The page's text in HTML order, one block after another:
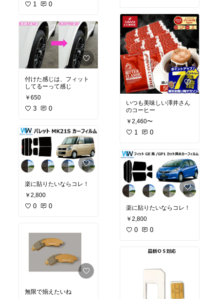
1 0
付けた感じは、フィット
￥650
3 0
楽に貼りたいならコレ！
￥2,800
0 0
無限で揃えたいね
いつも美味しい澤井さん
のコーヒー
￥2,460〜
1 0
楽に貼りたいならコレ！
￥2,800
0 0